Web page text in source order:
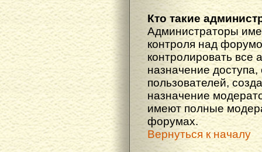
Кто такие
Администраторы
контроля над
контролировать все
назначение
пользователей,
назначение
имеют полные
форумах.
Вернуться к началу